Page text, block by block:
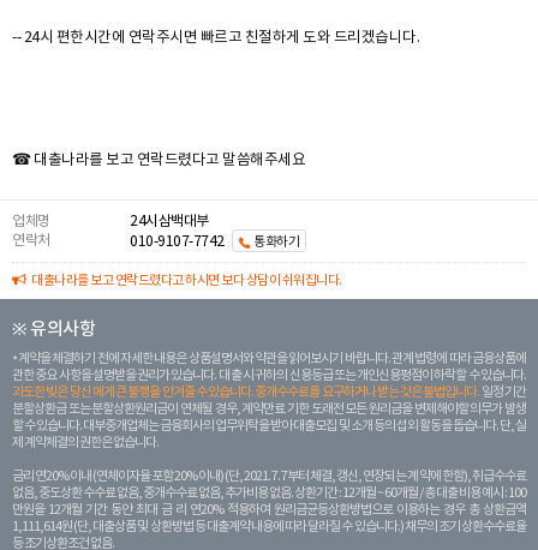
-- 24시 편한시간에 연락주시면 빠르고 친절하게 도와 드리겠습니다.
☎ 대출나라를 보고 연락드렸다고 말씀해주세요
업체명
24시삼백대부
연락처
010-9107-7742 통화하기
대출나라를 보고 연락드렸다고 하시면 보다 상담이 쉬워집니다.
※ 유의사항
계약을 체결하기 전에 자세한 내용은 상품설명서와 약관을 읽어보시기 바랍니다. 관계 법령에 따라 금융상품에
관한 중요 사항을 설명받을 권리가 있습니다. 대 출 시 귀하의 신용등급 또는 개인신용평점이 하락할 수 있습니다.
과도한 빚은 당신 에게 큰 불행을 안겨줄 수 있습니다. 중개수수료를 요구하거나 받는 것은 불법입니다. 일정 기간
분할상환금 또는 분할상환원리금이 연체될 경우, 계약만료 기한 도래전 모든 원리금을 변제해야할 의무가 발생
할 수 있습니다. 대부중개업체는 금융회사의 업무위탁을 받아 대출모집 및 소개 등의 섭외 활동을 돕습니다. 단, 실
제 계약체결의 권한은 없습니다.
금리 연20% 이내 (연체이자율 포함 20% 이내) (단, 2021. 7. 7부터 체결, 갱신, 연장되는 계 약에 한함), 취급수수료
없음, 중도상환 수수료 없음, 중개수수료 없음, 추가비용 없음. 상환기간 : 12개월 ~ 60개월 / 총 대출 비용 예시 : 100
만원을 12개월 기간 동안 최대 금 리 연20% 적용하여 원리금균등상환방법으로 이용하는 경우 총 상환금액
1,111,614원 (단, 대출상품 및 상환방법 등 대출계약 내용에 따라 달라질 수 있습니다.) 채무의 조기 상환수수료율
등 조기상환조건 없음.